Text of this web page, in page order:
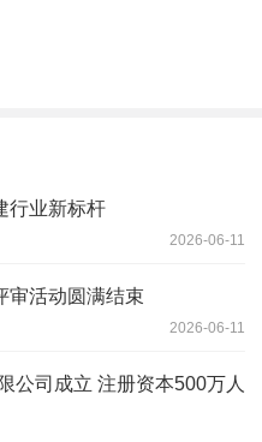
行业新标杆
2026-06-11
审活动圆满结束
2026-06-11
公司成立 注册资本500万人